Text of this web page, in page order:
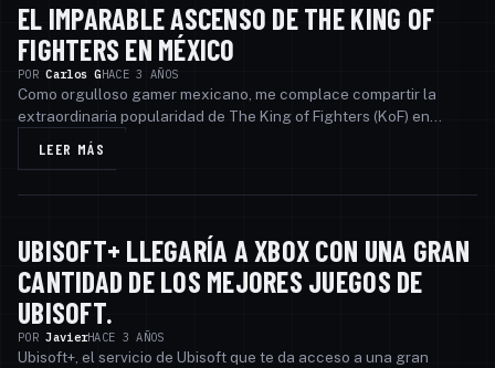
INTERESANTE
EL IMPARABLE ASCENSO DE THE KING OF
FIGHTERS EN MÉXICO
PORCarlos GHACE 3 AÑOS
Como orgulloso gamer mexicano, me complace compartir la
extraordinaria popularidad de The King of Fighters (KoF) en
nuestra vibrante comunidad. Esta icónica ser…
LEER MÁS
INTERESANTE
UBISOFT+ LLEGARÍA A XBOX CON UNA GRAN
CANTIDAD DE LOS MEJORES JUEGOS DE
UBISOFT.
PORJavierHACE 3 AÑOS
Ubisoft+, el servicio de Ubisoft que te da acceso a una gran